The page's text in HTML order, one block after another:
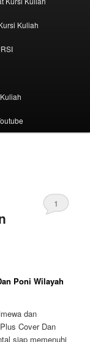
Kuliah
1
Poni Wilayah
dan
Cover Dan
siap memenuhi